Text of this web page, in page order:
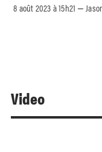
8 août 2023 à 15h21 –
Video